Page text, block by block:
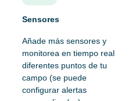
Sensores
Añade más sensores y
monitorea en tiempo real
diferentes puntos de tu
campo (se puede
configurar alertas